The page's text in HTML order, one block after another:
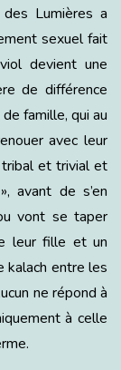
Lumières a
sexuel fait
devient une
de différence
famille, qui au
avec leur
tribal et trivial et
avant de s’en
vont se taper
leur fille et un
kalach entre les
ne répond à
à celle